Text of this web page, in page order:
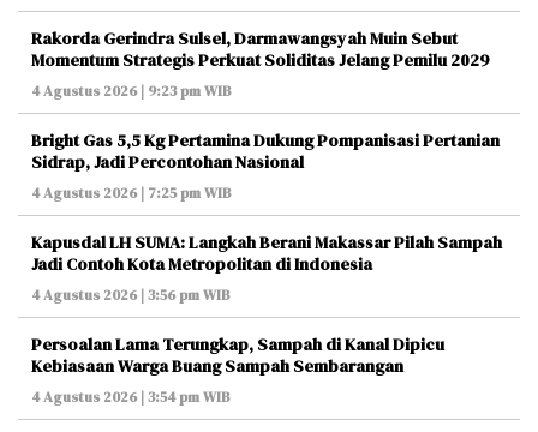
Rakorda Gerindra Sulsel, Darmawangsyah Muin Sebut
Momentum Strategis Perkuat Soliditas Jelang Pemilu 2029
4 Agustus 2026 | 9:23 pm WIB
Bright Gas 5,5 Kg Pertamina Dukung Pompanisasi Pertanian
Sidrap, Jadi Percontohan Nasional
4 Agustus 2026 | 7:25 pm WIB
Kapusdal LH SUMA: Langkah Berani Makassar Pilah Sampah
Jadi Contoh Kota Metropolitan di Indonesia
4 Agustus 2026 | 3:56 pm WIB
Persoalan Lama Terungkap, Sampah di Kanal Dipicu
Kebiasaan Warga Buang Sampah Sembarangan
4 Agustus 2026 | 3:54 pm WIB